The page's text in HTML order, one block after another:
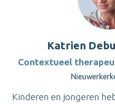
Katrien
Contextueel
Kinderen en jongeren